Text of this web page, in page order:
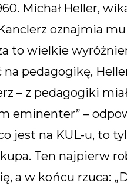
Michał Heller,
oznajmia
to wielkie
na pedagogikę,
– z pedagogiki
eminenter” –
jest na KUL-u, to
Ten najpierw
a w końcu rzuca: